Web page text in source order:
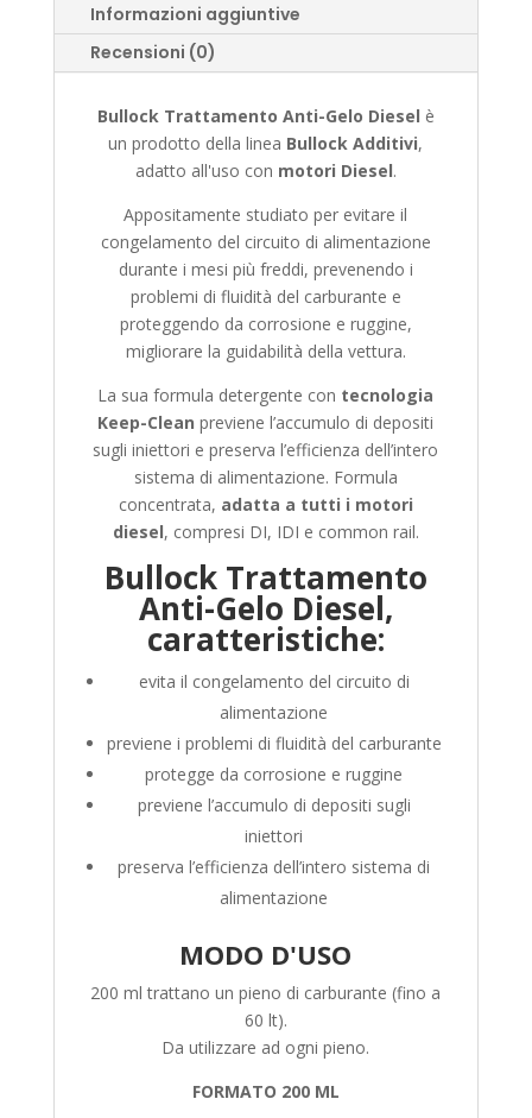
Informazioni aggiuntive
Recensioni (0)
Bullock Trattamento Anti-Gelo Diesel è
un prodotto della linea Bullock Additivi,
adatto all'uso con motori Diesel.
Appositamente studiato per evitare il
congelamento del circuito di alimentazione
durante i mesi più freddi, prevenendo i
problemi di fluidità del carburante e
proteggendo da corrosione e ruggine,
migliorare la guidabilità della vettura.
La sua formula detergente con tecnologia
Keep-Clean previene l’accumulo di depositi
sugli iniettori e preserva l’efficienza dell’intero
sistema di alimentazione. Formula
concentrata, adatta a tutti i motori
diesel, compresi DI, IDI e common rail.
Bullock Trattamento
Anti-Gelo Diesel,
caratteristiche:
evita il congelamento del circuito di
alimentazione
previene i problemi di fluidità del carburante
protegge da corrosione e ruggine
previene l’accumulo di depositi sugli
iniettori
preserva l’efficienza dell’intero sistema di
alimentazione
MODO D'USO
200 ml trattano un pieno di carburante (fino a
60 lt).
Da utilizzare ad ogni pieno.
FORMATO 200 ML